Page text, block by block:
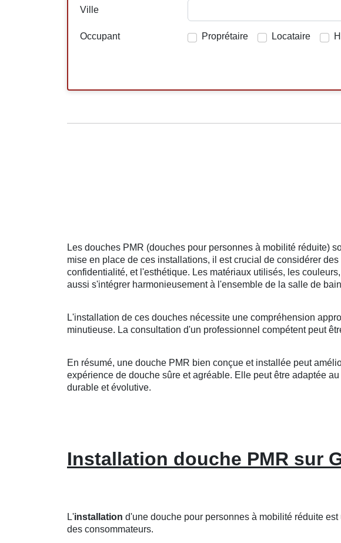
Ville
Occupant Proprétaire Locataire
Les douches PMR (douches pour personnes à mobilité réduite)
mise en place de ces installations, il est crucial de considérer
confidentialité, et l'esthétique. Les matériaux utilisés, les
aussi s'intégrer harmonieusement à l'ensemble de la salle de
L'installation de ces douches nécessite une compréhension
minutieuse. La consultation d'un professionnel compétent peut
En résumé, une douche PMR bien conçue et installée peut
expérience de douche sûre et agréable. Elle peut être adaptée
durable et évolutive.
Installation douche PMR sur
L'installation d'une douche pour personnes à mobilité réduite est
des consommateurs.